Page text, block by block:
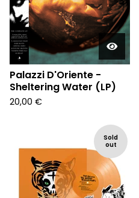
Palazzi D'Oriente -
Sheltering Water (LP)
20,00 €
Sold
out